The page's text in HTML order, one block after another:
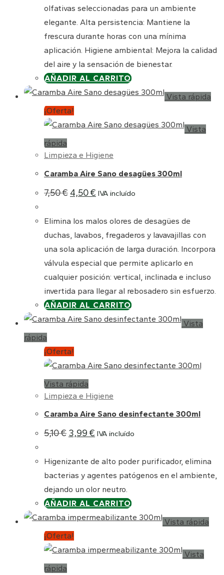
olfativas seleccionadas para un ambiente
elegante. Alta persistencia: Mantiene la
frescura durante horas con una mínima
aplicación. Higiene ambiental: Mejora la calidad
del aire y la sensación de bienestar.
AÑADIR AL CARRITO
Vista rápida
¡Oferta!
Vista
rápida
Limpieza e Higiene
Caramba Aire Sano desagües 300ml
7,50€ El
precio
era:
7,50 €.
4,50€ El
precio
es:
4,50 €.
IVA incluído
Elimina los malos olores de desagües de
duchas, lavabos, fregaderos y lavavajillas con
una sola aplicación de larga duración. Incorpora
válvula especial que permite aplicarlo en
cualquier posición: vertical, inclinada e incluso
invertida para llegar al rebosadero sin esfuerzo.
AÑADIR AL CARRITO
Vista
rápida
¡Oferta!
Vista rápida
Limpieza e Higiene
Caramba Aire Sano desinfectante 300ml
5,10€ El
precio
era:
5,10 €.
3,99 € El
precio
es:
3,99 €.
IVA incluído
Higenizante de alto poder purificador, elimina
bacterias y agentes patógenos en el ambiente,
dejando un olor neutro.
AÑADIR AL CARRITO
Vista rápida
¡Oferta!
Vista
rápida